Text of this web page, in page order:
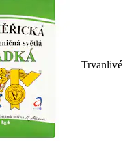
Trvanlivé